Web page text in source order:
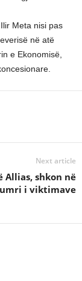
Meta nisi pas
në atë
e Ekonomisë,
Next article
Allias, shkon në
i viktimave